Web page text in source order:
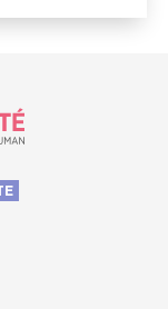
santé, by